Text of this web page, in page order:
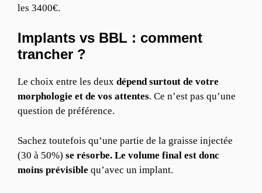
les 3400€.
Implants vs BBL : comment
trancher ?
Le choix entre les deux dépend surtout de votre
morphologie et de vos attentes. Ce n’est pas qu’une
question de préférence.
Sachez toutefois qu’une partie de la graisse injectée
(30 à 50%) se résorbe. Le volume final est donc
moins prévisible qu’avec un implant.